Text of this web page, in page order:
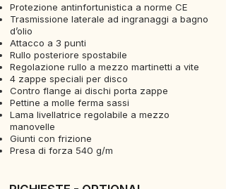
Protezione antinfortunistica a norme CE
Trasmissione laterale ad ingranaggi a bagno
d’olio
Attacco a 3 punti
Rullo posteriore spostabile
Regolazione rullo a mezzo martinetti a vite
4 zappe speciali per disco
Contro flange ai dischi porta zappe
Pettine a molle ferma sassi
Lama livellatrice regolabile a mezzo
manovelle
Giunti con frizione
Presa di forza 540 g/m